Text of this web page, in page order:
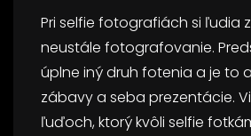
Pri selfie fotografiách si ľudia
neustále fotografovanie.
úplne iný druh fotenia a je to
zábavy a seba prezentácie.
ľuďoch, ktorý kvôli selfie